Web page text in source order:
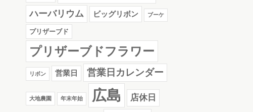
ハーバリウム ビッグリボン ブーケ
プリザーブド
プリザーブドフラワー
リボン 営業日 営業日カレンダー
大地農園 年末年始 広島 店休日